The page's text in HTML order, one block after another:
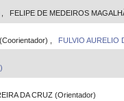
, FELIPE DE MEDEIROS
, FULVIO AURELIO
DA CRUZ (Orientador)